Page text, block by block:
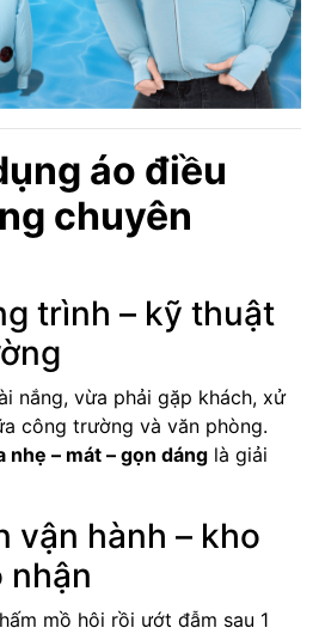
áo điều
chuyên
trình – kỹ thuật
nắng, vừa phải gặp khách, xử
công trường và văn phòng.
nhẹ – mát – gọn dáng là giải
vận hành – kho
nhận
mồ hôi rồi ướt đẫm sau 1